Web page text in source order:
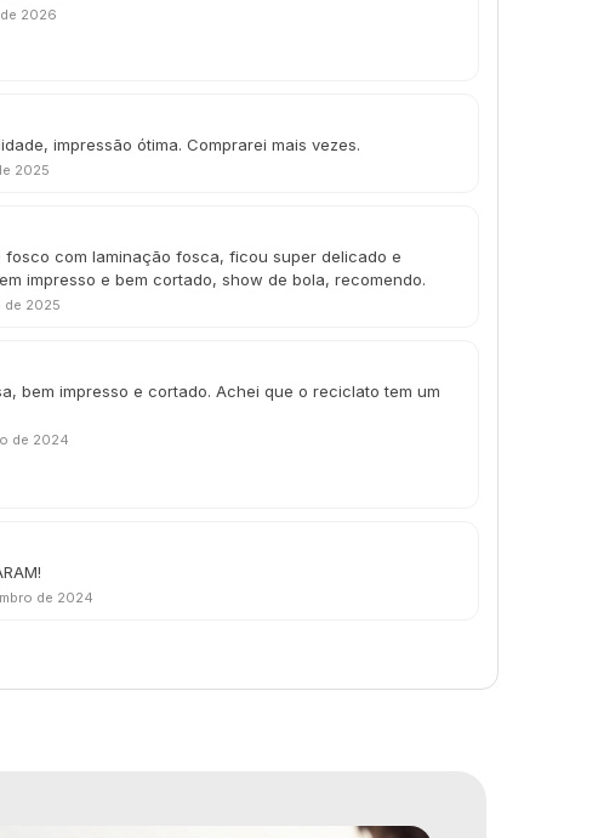
2026
impressão ótima. Comprarei mais vezes.
2025
com laminação fosca, ficou super delicado e
impresso e bem cortado, show de bola, recomendo.
de 2025
bem impresso e cortado. Achei que o reciclato tem um
de 2024
de 2024